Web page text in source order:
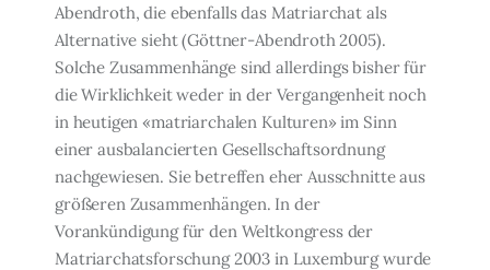
Abendroth, die ebenfalls das Matriarchat als
Alternative sieht (Göttner-Abendroth 2005).
Solche Zusammenhänge sind allerdings bisher für
die Wirk­lichkeit weder in der Vergangenheit noch
in heutigen «matriarchalen Kulturen» im Sinn
einer ausbalancierten Gesellschaftsordnung
nachgewiesen. Sie betreffen eher Ausschnit­te aus
größeren Zusammenhängen. In der
Vorankündigung für den Weltkongress der
Matriarchatsforschung 2003 in Luxemburg wurde